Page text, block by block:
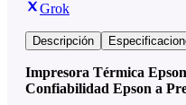
Grok
Descripción
Impresora Térmica
Confiabilidad Epson a